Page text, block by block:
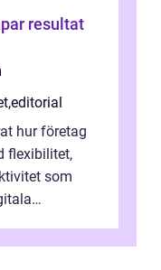
resultat
,editorial
hur företag
flexibilitet,
som